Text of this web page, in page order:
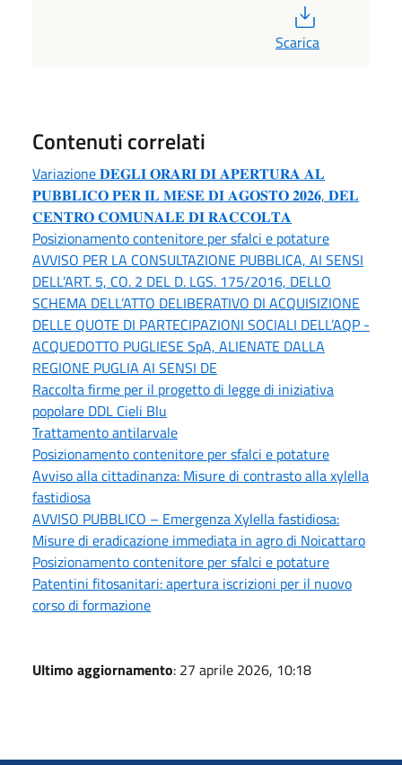
Scarica
Contenuti correlati
Variazione 𝐃𝐄𝐆𝐋𝐈 𝐎𝐑𝐀𝐑𝐈 𝐃𝐈 𝐀𝐏𝐄𝐑𝐓𝐔𝐑𝐀 𝐀𝐋
𝐏𝐔𝐁𝐁𝐋𝐈𝐂𝐎 𝐏𝐄𝐑 𝐈𝐋 𝐌𝐄𝐒𝐄 𝐃𝐈 𝐀𝐆𝐎𝐒𝐓𝐎 𝟐𝟎𝟐𝟔, 𝐃𝐄𝐋
𝐂𝐄𝐍𝐓𝐑𝐎 𝐂𝐎𝐌𝐔𝐍𝐀𝐋𝐄 𝐃𝐈 𝐑𝐀𝐂𝐂𝐎𝐋𝐓𝐀
Posizionamento contenitore per sfalci e potature
AVVISO PER LA CONSULTAZIONE PUBBLICA, AI SENSI
DELL’ART. 5, CO. 2 DEL D. LGS. 175/2016, DELLO
SCHEMA DELL’ATTO DELIBERATIVO DI ACQUISIZIONE
DELLE QUOTE DI PARTECIPAZIONI SOCIALI DELL’AQP -
ACQUEDOTTO PUGLIESE SpA, ALIENATE DALLA
REGIONE PUGLIA AI SENSI DE
Raccolta firme per il progetto di legge di iniziativa
popolare DDL Cieli Blu
Trattamento antilarvale
Posizionamento contenitore per sfalci e potature
Avviso alla cittadinanza: Misure di contrasto alla xylella
fastidiosa
AVVISO PUBBLICO – Emergenza Xylella fastidiosa:
Misure di eradicazione immediata in agro di Noicattaro
Posizionamento contenitore per sfalci e potature
Patentini fitosanitari: apertura iscrizioni per il nuovo
corso di formazione
Ultimo aggiornamento: 27 aprile 2026, 10:18